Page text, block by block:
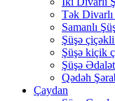
Tək
Samanlı
Şüşə
Şüşə kiçik
Şüşə
Qədəh
Çaydan